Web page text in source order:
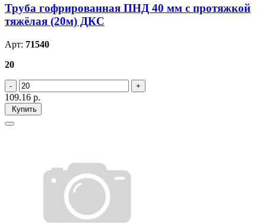
Труба гофрированная ПНД 40 мм с протяжкой
тяжёлая (20м) ДКС
Арт: 71540
20
109.16 р.
Купить